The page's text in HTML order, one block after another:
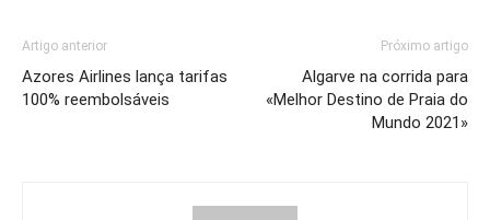
Artigo anterior
Azores Airlines lança tarifas
100% reembolsáveis
Próximo artigo
Algarve na corrida para
«Melhor Destino de Praia do
Mundo 2021»